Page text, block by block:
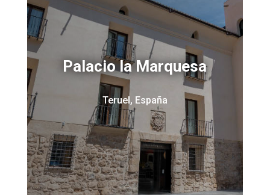
Palacio la Marquesa
Teruel, España